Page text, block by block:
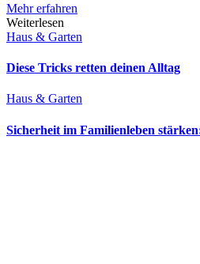
Mehr erfahren
Weiterlesen
Haus & Garten
Diese Tricks retten deinen Alltag
Haus & Garten
Sicherheit im Familienleben